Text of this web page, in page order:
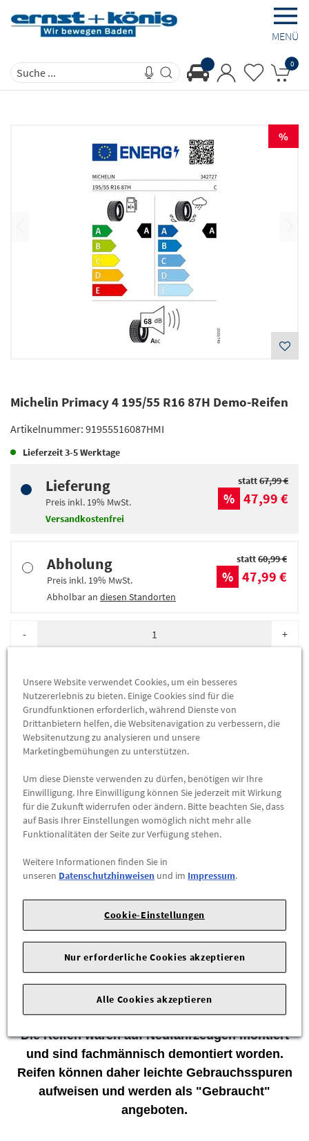
MENÜ
0
%
Michelin Primacy 4 195/55 R16 87H Demo-Reifen
Artikelnummer: 91955516087HMI
Lieferzeit3-5 Werktage
Lieferung
Preis inkl. 19% MwSt.
Versandkostenfrei
statt67,99 €
% 47,99 €
Abholung
Preis inkl. 19% MwSt.
Abholbar an diesen Standorten
statt60,99 €
% 47,99 €
- +
ZUM WARENKORB HINZUFÜGEN
A A 68 db (A)
EU-REIFENLABEL
DATENBLATT
Herstellerangaben:FORD-Werke GmbH |Henry-Ford-Straße
50735 Köln |Tel: 022199992999 |E-Mail:
4
195/55 R16 87 H
Zum Verkauf stehen neuwertige Markenreifen
von Michelin!
Die Reifen waren auf Neufahrzeugen montiert
und sind fachmännisch demontiert worden.
Reifen können daher leichte Gebrauchsspuren
aufweisen und werden als "Gebraucht"
angeboten.
Unsere Website verwendet Cookies, um ein besseres
Nutzererlebnis zu bieten. Einige Cookies sind für die
Grundfunktionen erforderlich, während Dienste von
Drittanbietern helfen, die Websitenavigation zu verbessern, die
Websitenutzung zu analysieren und unsere
Marketingbemühungen zu unterstützen.
Um diese Dienste verwenden zu dürfen, benötigen wir Ihre
Einwilligung. Ihre Einwilligung können Sie jederzeit mit Wirkung
für die Zukunft widerrufen oder ändern. Bitte beachten Sie, dass
auf Basis Ihrer Einstellungen womöglich nicht mehr alle
Funktionalitäten der Seite zur Verfügung stehen.
Weitere Informationen finden Sie in
unseren Datenschutzhinweisen und im Impressum.
Cookie-Einstellungen
Nur erforderliche Cookies akzeptieren
Alle Cookies akzeptieren